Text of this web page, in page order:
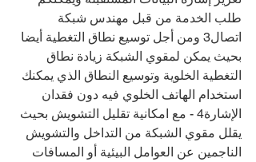
طلب الخدمة من قبل مهندس شبكة
اتصال3 ومن أجل توسيع نطاق التغطية أيضا
بحيث يمكن لمقوي الشبكة زيادة نطاق
التغطية الخلوية وتوسيع النطاق الذي يمكنك
استخدام الهاتف الخلوي فيه دون فقدان
الإشارة4 - مع امكانية تقليل التشويش بحيث
يقلل مقوي الشبكة من التداخل والتشويش
الناجمين عن العوامل البيئية أو المسافات